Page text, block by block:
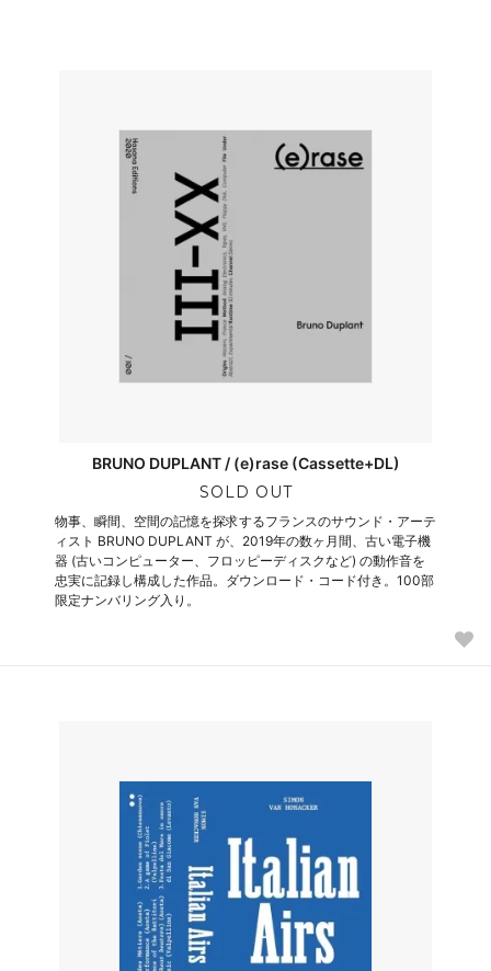
BRUNO DUPLANT / (e)rase (Cassette+DL)
SOLD OUT
物事、瞬間、空間の記憶を探求するフランスのサウンド・アーテ
ィスト BRUNO DUPLANT が、2019年の数ヶ月間、古い電子機
器 (古いコンピューター、フロッピーディスクなど) の動作音を
忠実に記録し構成した作品。ダウンロード・コード付き。100部
限定ナンバリング入り。